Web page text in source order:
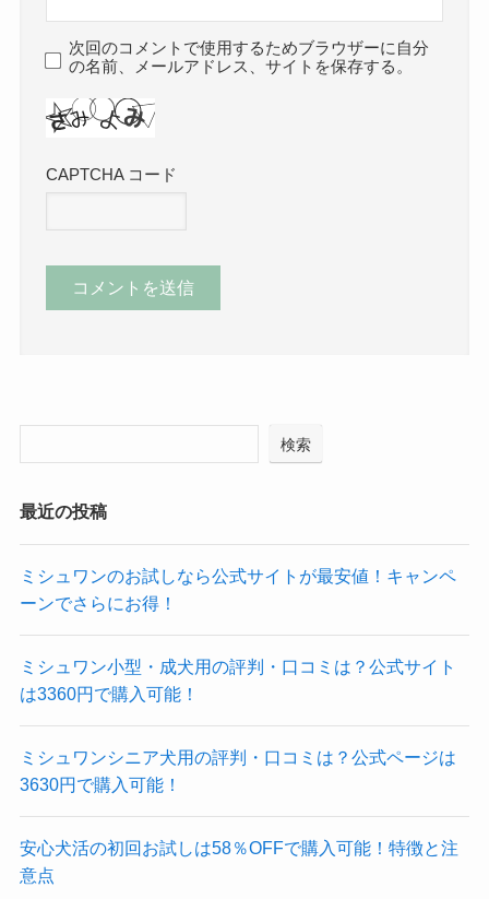
次回のコメントで使用するためブラウザーに自分
の名前、メールアドレス、サイトを保存する。
CAPTCHA コード
検索
最近の投稿
ミシュワンのお試しなら公式サイトが最安値！キャンペ
ーンでさらにお得！
ミシュワン小型・成犬用の評判・口コミは？公式サイト
は3360円で購入可能！
ミシュワンシニア犬用の評判・口コミは？公式ページは
3630円で購入可能！
安心犬活の初回お試しは58％OFFで購入可能！特徴と注
意点